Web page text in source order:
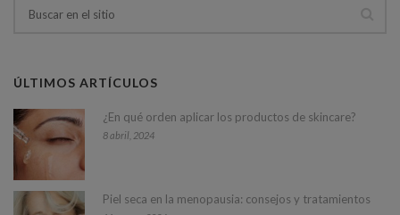
ÚLTIMOS ARTÍCULOS
¿En qué orden aplicar los productos de skincare?
8 abril, 2024
Piel seca en la menopausia: consejos y tratamientos